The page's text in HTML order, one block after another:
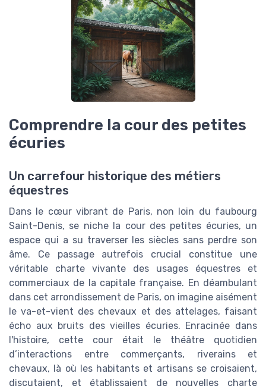
Comprendre la cour des petites
écuries
Un carrefour historique des métiers
équestres
Dans le cœur vibrant de Paris, non loin du faubourg
Saint-Denis, se niche la cour des petites écuries, un
espace qui a su traverser les siècles sans perdre son
âme. Ce passage autrefois crucial constitue une
véritable charte vivante des usages équestres et
commerciaux de la capitale française. En déambulant
dans cet arrondissement de Paris, on imagine aisément
le va-et-vient des chevaux et des attelages, faisant
écho aux bruits des vieilles écuries. Enracinée dans
l'histoire, cette cour était le théâtre quotidien
d’interactions entre commerçants, riverains et
chevaux, là où les habitants et artisans se croisaient,
discutaient, et établissaient de nouvelles charte